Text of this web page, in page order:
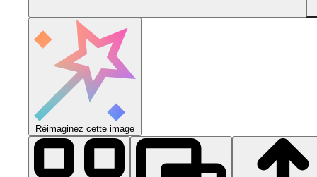
Réimaginez cette image